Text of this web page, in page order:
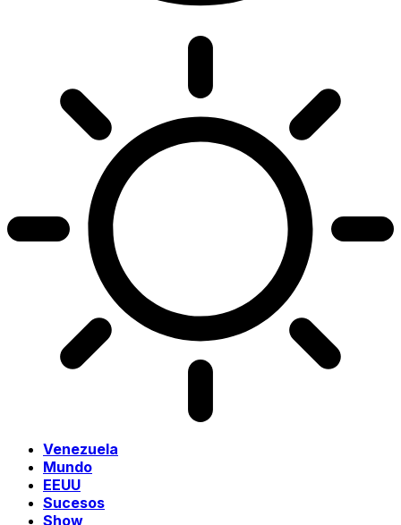
Venezuela
Mundo
EEUU
Sucesos
Show